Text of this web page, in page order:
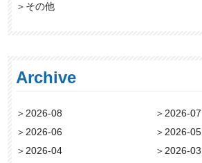
＞ その他
Archive
＞2026-08 ＞2026-07
＞2026-06 ＞2026-05
＞2026-04 ＞2026-03